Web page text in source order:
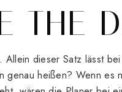
THE
dieser Satz lässt
genau heißen? Wenn es